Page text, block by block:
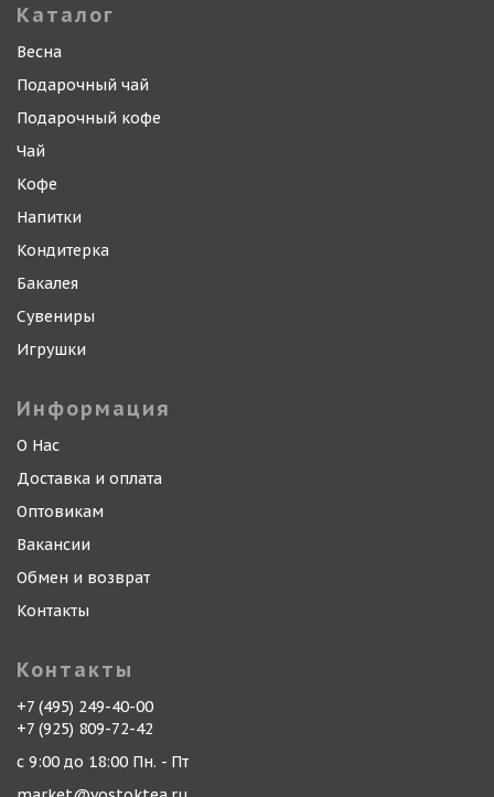
Каталог
Весна
Подарочный чай
Подарочный кофе
Чай
Кофе
Напитки
Кондитерка
Бакалея
Сувениры
Игрушки
Информация
О Нас
Доставка и оплата
Оптовикам
Вакансии
Обмен и возврат
Контакты
Контакты
+7 (495) 249-40-00
+7 (925) 809-72-42
с 9:00 до 18:00 Пн. - Пт